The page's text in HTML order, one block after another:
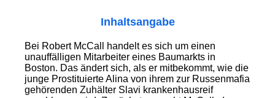
Inhaltsangabe
Bei Robert McCall handelt es sich um einen
unauffälligen Mitarbeiter eines Baumarkts in
Boston. Das ändert sich, als er mitbekommt, wie die
junge Prostituierte Alina von ihrem zur Russenmafia
gehörenden Zuhälter Slavi krankenhausreif